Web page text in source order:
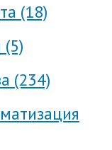
(18)
(234)